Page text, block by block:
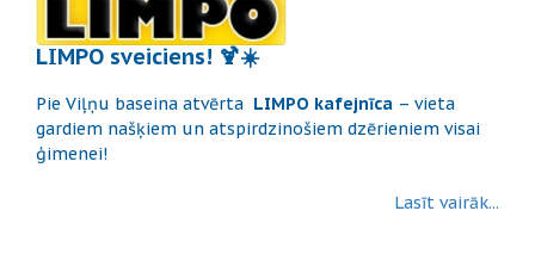
LIMPO sveiciens! 🍹☀️
Pie Viļņu baseina atvērta LIMPO kafejnīca – vieta
gardiem našķiem un atspirdzinošiem dzērieniem visai
ģimenei!
Lasīt vairāk...